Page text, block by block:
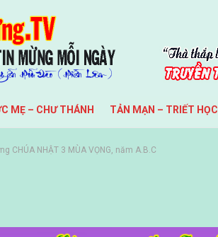
MẸ – CHƯ THÁNH TẢN MẠN – TRIẾT HỌC
CHÚA NHẬT 3 MÙA VỌNG, năm A.B.C